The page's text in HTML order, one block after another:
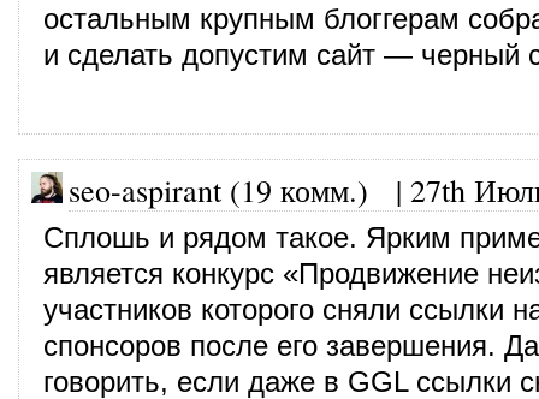
остальным крупным блоггерам
и сделать допустим сайт — черный
seo-aspirant (19 комм.) | 27th
Сплошь и рядом такое. Ярким
является конкурс «Продвижение
участников которого сняли ссылки
спонсоров после его завершения.
говорить, если даже в GGL ссылки